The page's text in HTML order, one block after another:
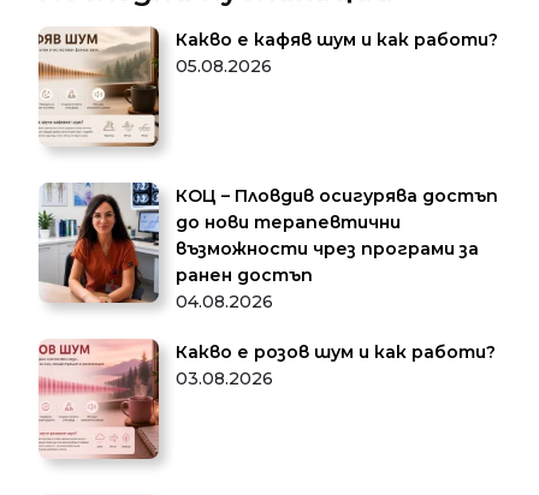
Какво е кафяв шум и как работи?
05.08.2026
КОЦ – Пловдив осигурява достъп
до нови терапевтични
възможности чрез програми за
ранен достъп
04.08.2026
Какво е розов шум и как работи?
03.08.2026